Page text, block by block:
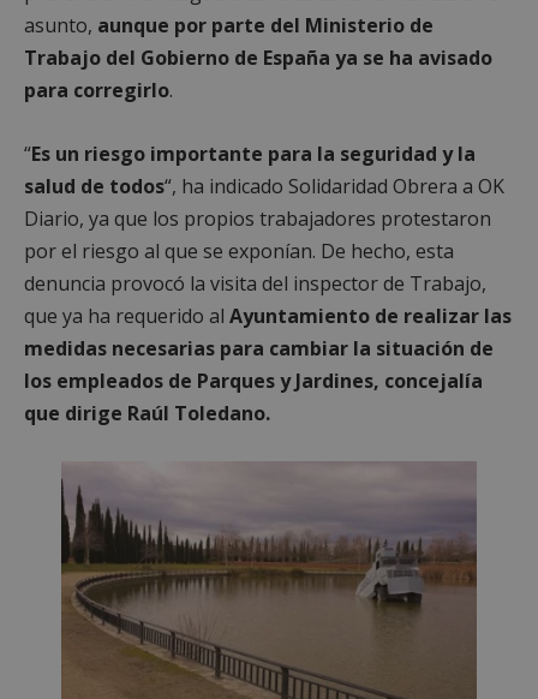
asunto, aunque por parte del Ministerio de
Trabajo del Gobierno de España ya se ha avisado
para corregirlo.
“Es un riesgo importante para la seguridad y la
salud de todos“, ha indicado Solidaridad Obrera a OK
Diario, ya que los propios trabajadores protestaron
por el riesgo al que se exponían. De hecho, esta
denuncia provocó la visita del inspector de Trabajo,
que ya ha requerido al Ayuntamiento de realizar las
medidas necesarias para cambiar la situación de
los empleados de Parques y Jardines, concejalía
que dirige Raúl Toledano.